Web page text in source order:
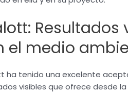
el medio
ha tenido una excelente
visibles que ofrece desde